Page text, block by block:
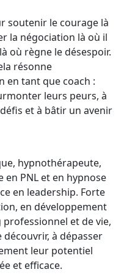
soutenir le courage là
la négociation là où il
où règne le désespoir.
résonne
en tant que coach :
leurs peurs, à
et à bâtir un avenir
hypnothérapeute,
en PNL et en hypnose
en leadership. Forte
en développement
et de vie,
à dépasser
leur potentiel
et efficace.